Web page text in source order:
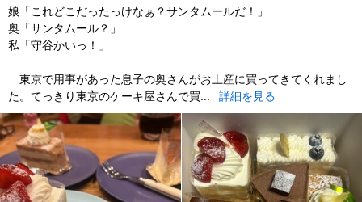
娘「これどこだったっけなぁ？サンタムールだ！」
奥「サンタムール？」
私「守谷かいっ！」
東京で用事があった息子の奥さんがお土産に買ってきてくれまし
た。てっきり東京のケーキ屋さんで買...
詳細を見る